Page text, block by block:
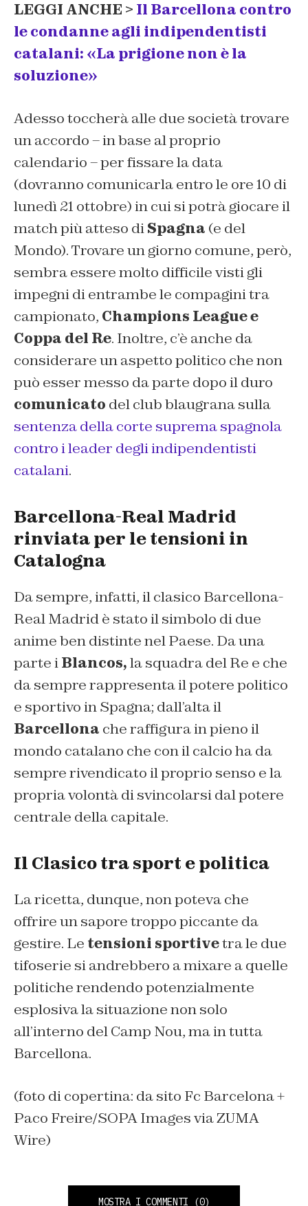
LEGGI ANCHE > Il Barcellona contro
le condanne agli indipendentisti
catalani: «La prigione non è la
soluzione»
Adesso toccherà alle due società trovare
un accordo – in base al proprio
calendario – per fissare la data
(dovranno comunicarla entro le ore 10 di
lunedì 21 ottobre) in cui si potrà giocare il
match più atteso diSpagna (e del
Mondo). Trovare un giorno comune, però,
sembra essere molto difficile visti gli
impegni di entrambe le compagini tra
campionato, Champions League e
Coppa del Re. Inoltre, c’è anche da
considerare un aspetto politico che non
può esser messo da parte dopo il duro
comunicato del club blaugrana sulla
sentenza della corte suprema spagnola
contro i leader degli indipendentisti
catalani.
Barcellona-Real Madrid
rinviata per le tensioni in
Catalogna
Da sempre, infatti, il clasico Barcellona-
Real Madrid è stato il simbolo di due
anime ben distinte nel Paese. Da una
parte iBlancos,la squadra del Re e che
da sempre rappresenta il potere politico
e sportivo in Spagna; dall’alta il
Barcellona che raffigura in pieno il
mondo catalano che con il calcio ha da
sempre rivendicato il proprio senso e la
propria volontà di svincolarsi dal potere
centrale della capitale.
Il Clasico tra sport e politica
La ricetta, dunque, non poteva che
offrire un sapore troppo piccante da
gestire. Le tensioni sportivetra le due
tifoserie si andrebbero a mixare a quelle
politiche rendendo potenzialmente
esplosiva la situazione non solo
all’interno del Camp Nou, ma in tutta
Barcellona.
(foto di copertina: da sito Fc Barcelona +
Paco Freire/SOPA Images via ZUMA
Wire)
MOSTRA I COMMENTI (0)